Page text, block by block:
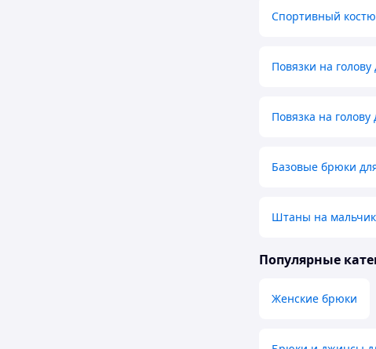
Спортивный
Повязки на голову
Повязка на голову
Базовые брюки
Штаны на
Популярные
Женские брюки